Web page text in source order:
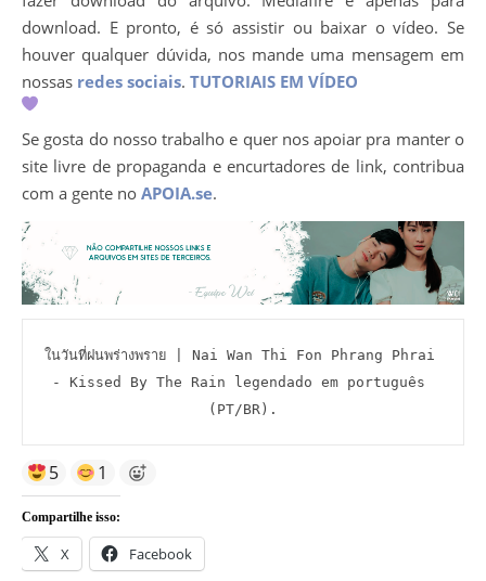
download. E pronto, é só assistir ou baixar o vídeo. Se
houver qualquer dúvida, nos mande uma mensagem em
nossas redes sociais. TUTORIAIS EM VÍDEO
Se gosta do nosso trabalho e quer nos apoiar pra manter o
site livre de propaganda e encurtadores de link, contribua
com a gente no APOIA.se.
ในวันที่ฝนพร่างพราย | Nai Wan Thi Fon Phrang Phrai
- Kissed By The Rain legendado em português
(PT/BR).
5 1
Compartilhe isso:
X Facebook